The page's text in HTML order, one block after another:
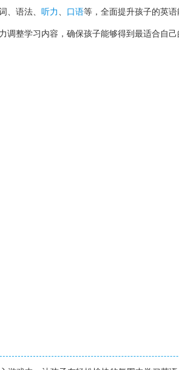
、语法、 听力 、 口语等，全面提升孩子的英
整学习内容，确保孩子能够得到最适合自己